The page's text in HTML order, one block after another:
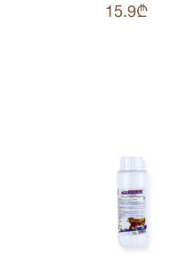
15.9₾